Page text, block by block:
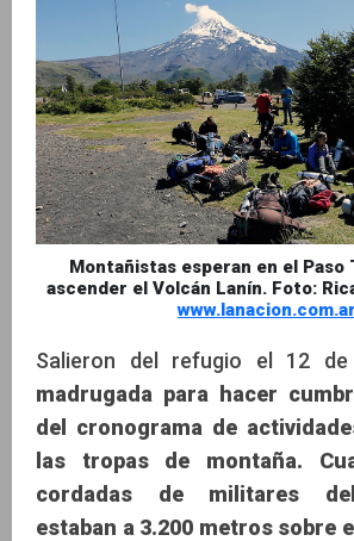
Montañistas esperan en el Paso
ascender el Volcán Lanín. Foto:
www.lanacion.com.ar
Salieron del refugio el 12
madrugada para hacer
del cronograma de
las tropas de montaña.
cordadas de militares
estaban a 3.200 metros sobre